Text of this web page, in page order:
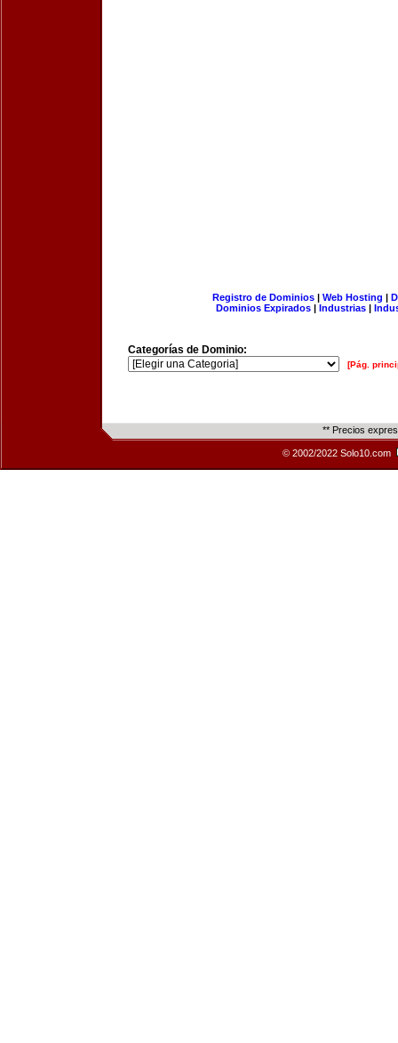
Registro de Dominios| Web Hosting |
Dominios Expirados | Industrias |
Categorías de Dominio:
[Pág.
** Precios
© 2002/2022 Solo10.com